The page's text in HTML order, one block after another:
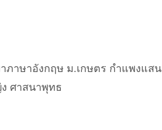
าษาอังกฤษ ม.เกษตร กำแพงแสน
ง ศาสนาพุทธ